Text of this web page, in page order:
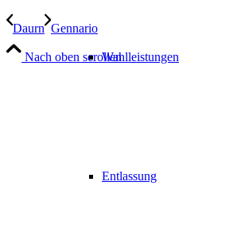
Wahlleistungen
Entlassung
Daurn Gennario
Nach oben scrollen